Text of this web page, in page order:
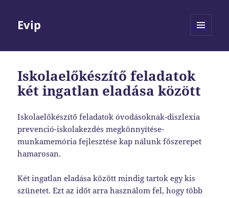
Evip
Iskolaelőkészítő feladatok
két ingatlan eladása között
Iskolaelőkészítő feladatok óvodásoknak-diszlexia
prevenció-iskolakezdés megkönnyítése-
munkamemória fejlesztése kap nálunk főszerepet
hamarosan.
Két ingatlan eladása között mindig tartok egy kis
szünetet. Ezt az időt arra használom fel, hogy több